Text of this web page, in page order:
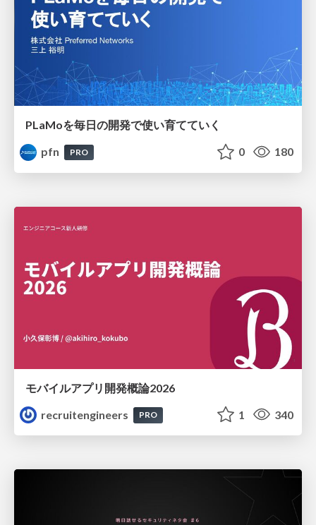
PLaMoを毎日の開発で使い育てていく
pfn
PRO 0 180
モバイルアプリ開発概論2026
recruitengineers
PRO 1 340